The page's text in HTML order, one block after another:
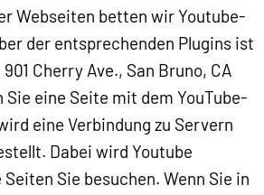
Webseiten betten wir Youtube-
der entsprechenden Plugins ist
Cherry Ave., San Bruno, CA
Sie eine Seite mit dem YouTube-
eine Verbindung zu Servern
Dabei wird Youtube
Sie besuchen. Wenn Sie in